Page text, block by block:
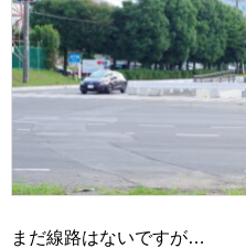
まだ線路はないですが…